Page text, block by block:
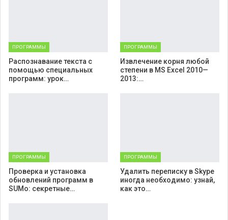
ПРОГРАММЫ
Распознавание текста с
помощью специальных
программ: урок…
ПРОГРАММЫ
Извлечение корня любой
степени в MS Excel 2010—
2013:…
ПРОГРАММЫ
Проверка и установка
обновлений программ в
SUMo: секретные…
ПРОГРАММЫ
Удалить переписку в Skype
иногда необходимо: узнай,
как это…